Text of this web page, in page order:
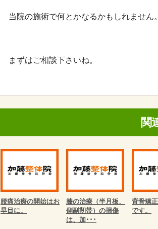
当院の施術で何とかなるかもしれません。
まずはご相談下さいね。
関
腰痛治療の開始はお
早目に。
膝の治療（半月板、
側副靭帯）の損傷
は、加･･･
背骨矯
です。